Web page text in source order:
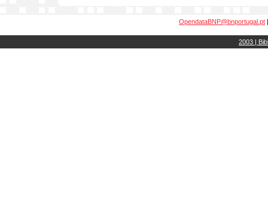
OpendataBNP@bnportugal.pt
2003 |